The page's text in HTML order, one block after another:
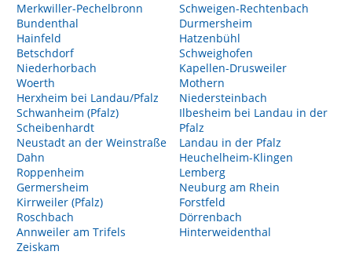
Merkwiller-Pechelbronn
Bundenthal
Hainfeld
Betschdorf
Niederhorbach
Woerth
Herxheim bei Landau/Pfalz
Schwanheim (Pfalz)
Scheibenhardt
Neustadt an der Weinstraße
Dahn
Roppenheim
Germersheim
Kirrweiler (Pfalz)
Roschbach
Annweiler am Trifels
Zeiskam
Schweigen-Rechtenbach
Durmersheim
Hatzenbühl
Schweighofen
Kapellen-Drusweiler
Mothern
Niedersteinbach
Ilbesheim bei Landau in der
Pfalz
Landau in der Pfalz
Heuchelheim-Klingen
Lemberg
Neuburg am Rhein
Forstfeld
Dörrenbach
Hinterweidenthal